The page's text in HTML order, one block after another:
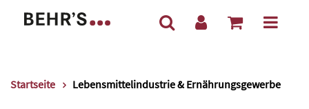
Startseite Lebensmittelindustrie & Ernährungsgewerbe